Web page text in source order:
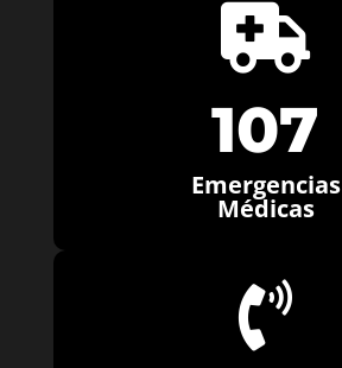

107
Emergencias
Médicas
